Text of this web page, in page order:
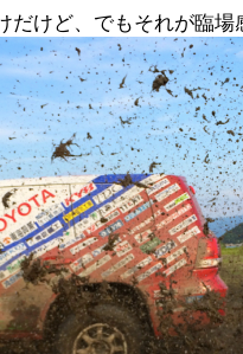
だけど、でもそれが臨場